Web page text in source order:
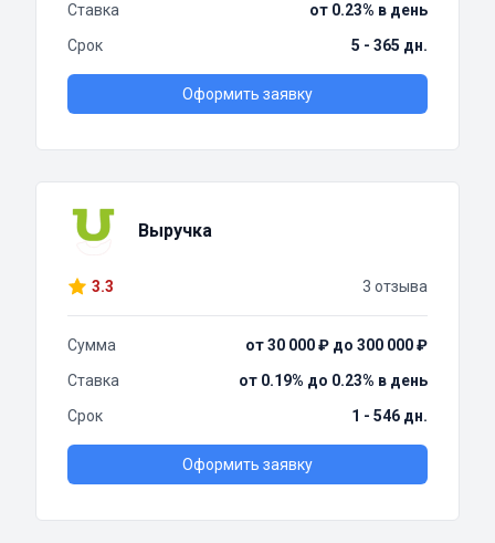
Ставка
от 0.23% в день
Срок
5 - 365 дн.
Оформить заявку
Выручка
3.3 3 отзыва
Сумма
от 30 000 ₽ до 300 000 ₽
Ставка
от 0.19% до 0.23% в день
Срок
1 - 546 дн.
Оформить заявку